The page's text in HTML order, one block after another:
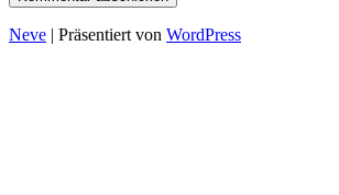
Neve | Präsentiert von WordPress